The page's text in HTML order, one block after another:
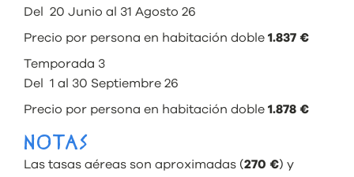
Del 20 Junio al 31 Agosto 26
Precio por persona en habitación doble 1.837 €
Temporada 3
Del 1 al 30 Septiembre 26
Precio por persona en habitación doble 1.878 €
NOTAS
Las tasas aéreas son aproximadas (270 €) y